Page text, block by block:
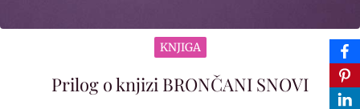
KNJIGA
Prilog o knjizi BRONČANI SNOVI